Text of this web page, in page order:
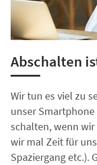
Abschalten
Wir tun es viel zu
unser
schalten, wenn
wir mal Zeit für
Spaziergang etc.).